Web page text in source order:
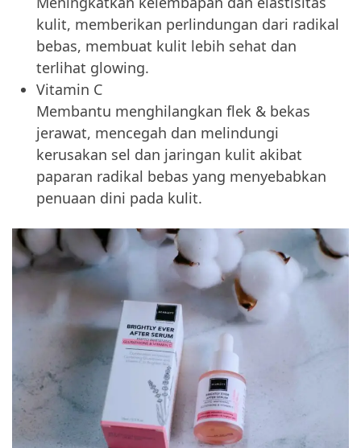
kulit, memberikan perlindungan dari radikal
bebas, membuat kulit lebih sehat dan
terlihat glowing.
Vitamin C
Membantu menghilangkan flek & bekas
jerawat, mencegah dan melindungi
kerusakan sel dan jaringan kulit akibat
paparan radikal bebas yang menyebabkan
penuaan dini pada kulit.